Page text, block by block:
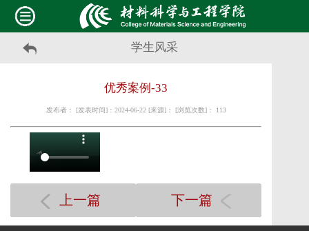
学生风采
优秀案例-33
发布者： [发表时间]：2024-06-22 [来源]： [浏览次数]： 113
上一篇 下一篇